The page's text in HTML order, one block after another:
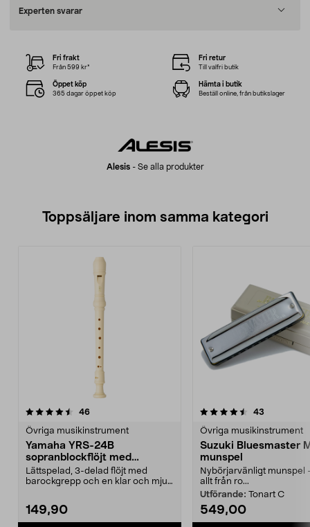
Experten svarar
Alesis- Se alla produkter
Fri frakt
Från 599 kr*
Fri retur
Till valfri butik
Öppet köp
365 dagar öppet köp
Hämta i butik
Beställ online, från butikslager
Toppsäljare inom samma kategori
46recensioner
Övriga musikinstrument
Yamaha YRS-24B
sopranblockflöjt med
barockgrepp
Lättspelad, 3-delad flöjt med
barockgrepp och en klar och mjuk
149,90
4.5 av 5 stjärnor 43
Övriga musikinstrument
Suzuki Bluesmaster
munspel
Nybörjarvänligt munspel
allt från ro...
Utförande: Tonart C
549,00
4.5 av 5 stjärnor